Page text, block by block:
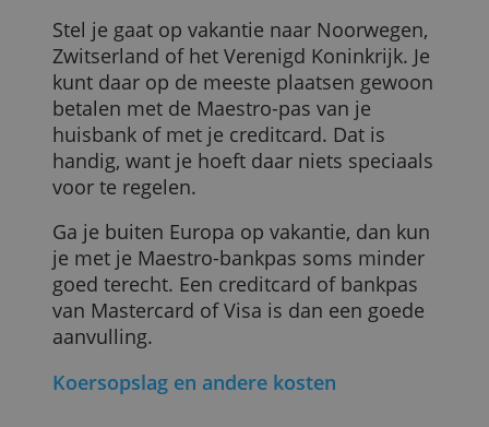
daar alvast op te sparen voor je vakantie
in de muntsoort van dat land. Wat levert
dat op?
Stel je gaat op vakantie naar Noorwegen,
Zwitserland of het Verenigd Koninkrijk. Je
betalen met de Maestro-pas van je
huisbank of met je creditcard. Dat is
handig, want je hoeft daar niets
voor te regelen.
Ga je buiten Europa op vakantie, dan kun